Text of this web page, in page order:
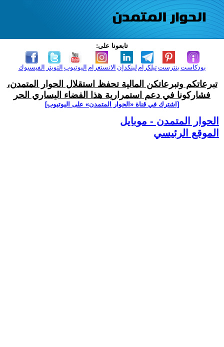
تابعونا على:
الفيسبوك التويتر اليوتيوب الانستغرام لينكدإن تيلكرامبنترست بودكاست
تبرعاتكم وتبرعاتكن المالية تحفظ استقلال الحوار المتمدن،
فشاركونا في دعم استمرارية هذا الفضاء اليساري الحر
[اشترك في قناة ‫«الحوار المتمدن» على اليوتيوب]
الحوار المتمدن - موبايل
الموقع الرئيسي